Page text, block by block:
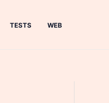
TESTS WEB